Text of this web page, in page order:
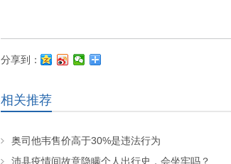
分享到：
相关推荐
奥司他韦售价高于30%是违法行为
沛县疫情间故意隐瞒个人出行史，会坐牢吗？